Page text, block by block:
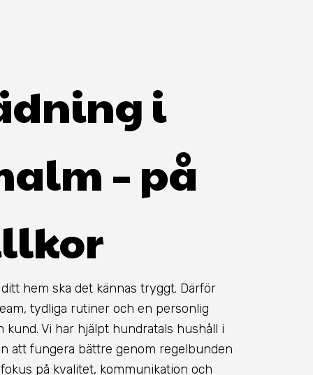
i
– på
hem ska det kännas tryggt. Därför
tydliga rutiner och en personlig
kund. Vi har hjälpt hundratals hushåll i
att fungera bättre genom regelbunden
på kvalitet, kommunikation och